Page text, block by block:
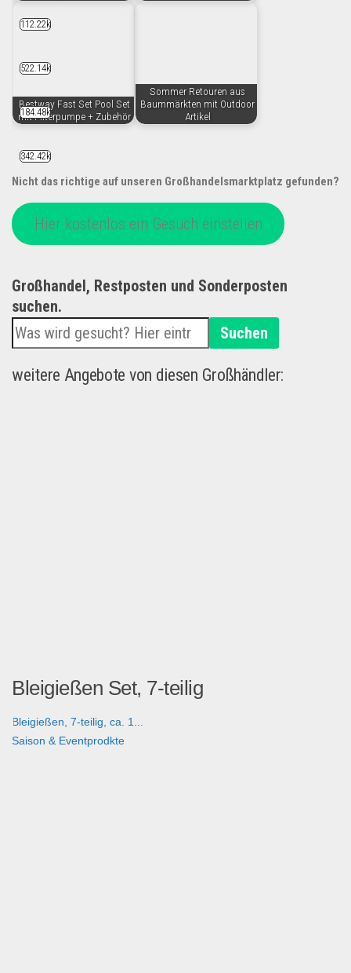
Bestway Fast Set Pool Set
mit Filterpumpe + Zubehör
Sommer Retouren aus
Baummärkten mit Outdoor
Artikel
Nicht das richtige auf unseren Großhandelsmarktplatz gefunden?
Hier kostenlos ein Gesuch einstellen
Großhandel, Restposten und Sonderposten
suchen.
Suchen
weitere Angebote von diesen Großhändler:
Bleigießen Set, 7-teilig
Bleigießen, 7-teilig, ca. 1...
Saison & Eventprodkte
112.22k
522.14k
184.48k
342.42k